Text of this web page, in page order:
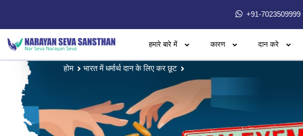
+91-7023509999
हमारे बारे में कारण दान करे
होम भारत में धर्मार्थ दान के लिए कर छूट